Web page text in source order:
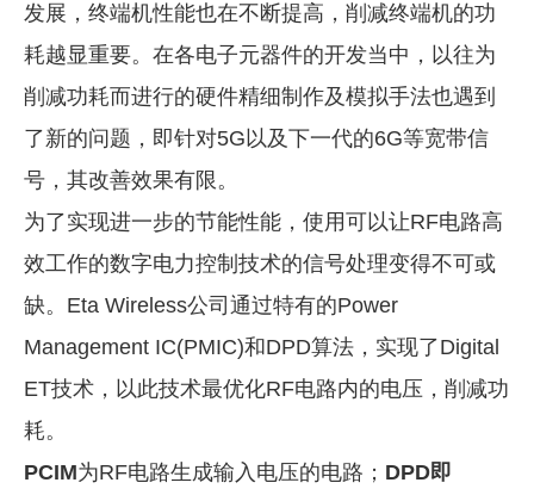
发展，终端机性能也在不断提高，削减终端机的功
耗越显重要。在各电子元器件的开发当中，以往为
削减功耗而进行的硬件精细制作及模拟手法也遇到
了新的问题，即针对5G以及下一代的6G等宽带信
号，其改善效果有限。
为了实现进一步的节能性能，使用可以让RF电路高
效工作的数字电力控制技术的信号处理变得不可或
缺。Eta Wireless公司通过特有的Power
Management IC(PMIC)和DPD算法，实现了Digital
ET技术，以此技术最优化RF电路内的电压，削减功
耗。
PCIM为RF电路生成输入电压的电路 ； DPD即